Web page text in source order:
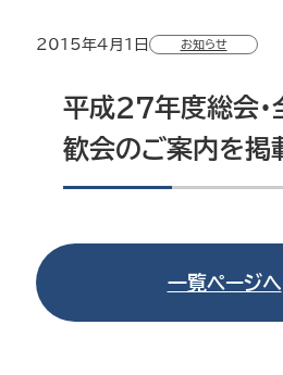
2015年4月1日 お知らせ
平成27年度総会・
歓会のご案内を掲
一覧ページへ